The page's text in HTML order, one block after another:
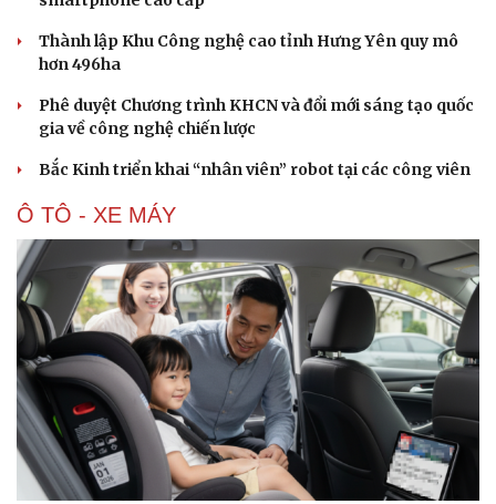
Thành lập Khu Công nghệ cao tỉnh Hưng Yên quy mô
hơn 496ha
Phê duyệt Chương trình KHCN và đổi mới sáng tạo quốc
gia về công nghệ chiến lược
Bắc Kinh triển khai “nhân viên” robot tại các công viên
Ô TÔ - XE MÁY